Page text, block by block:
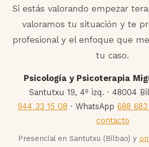
Si estás valorando empezar
valoramos tu situación y te
profesional y el enfoque que
tu caso.
Psicología y Psicoterapia
Santutxu 19, 4º izq. · 48004
944 33 15 08 · WhatsApp 688 683
contacto
Presencial en Santutxu (Bilbao) y